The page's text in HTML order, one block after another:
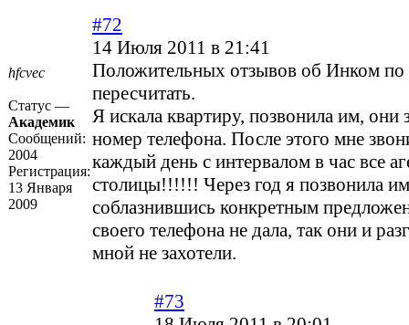
hfcvec
Статус —
Академик
Сообщений:
2004
Регистрация:
13 Января
2009
#72
14 Июля 2011 в 21:41
Положительных отзывов об Инком по
пересчитать.
Я искала квартиру, позвонила им, они
номер телефона. После этого мне
каждый день с интервалом в час все
столицы!!!!!! Через год я позвонила
соблазнившись конкретным
своего телефона не дала, так они и
мной не захотели.
#73